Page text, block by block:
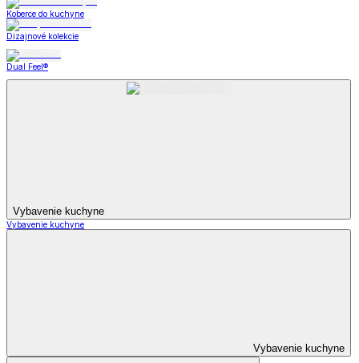
Koberce do kuchyne
Dizajnové kolekcie
Dual Feel®
Vybavenie kuchyne
Vybavenie kuchyne
Vybavenie kuchyne